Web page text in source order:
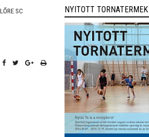
SC NYITOTT TORNATERMEK